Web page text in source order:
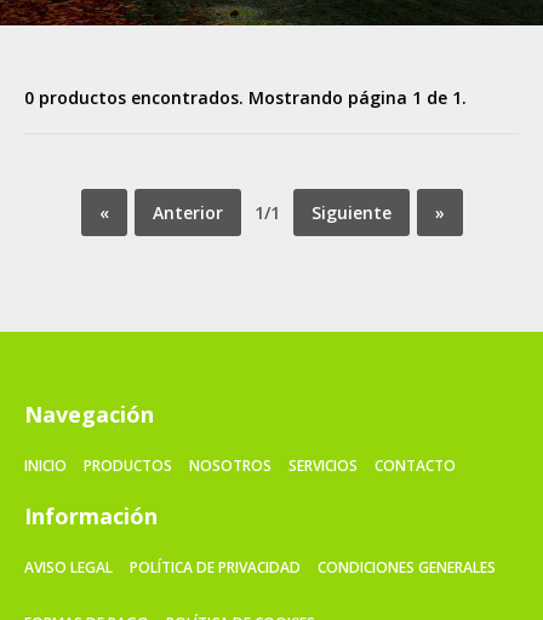
0 productos encontrados. Mostrando página 1 de 1.
« Anterior 1/1 Siguiente »
Navegación
INICIO PRODUCTOS NOSOTROS SERVICIOS CONTACTO
Información
AVISO LEGAL POLÍTICA DE PRIVACIDAD CONDICIONES GENERALES